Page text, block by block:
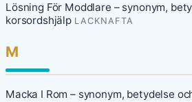
Lösning För Moddlare – synonym,
korsordshjälp LACKNAFTA
M
Macka I Rom – synonym, betydelse